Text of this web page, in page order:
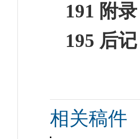
191 附
195 后记
相关稿件